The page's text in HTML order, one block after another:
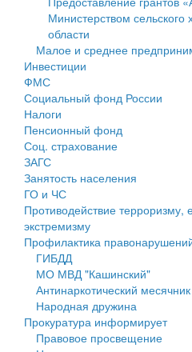
Социальная защита
Фотоальбом
Муниципальные услуги
Проекты административных
Антимонопольный комплаенс
Противодействие коррупции
Информационная поддержка
среднего предпринимательства
Муниципальные программы
Контрольно-счетная палата
Персональные данные
Оценка регулирующего
Деятельность МУ
Нормативы
Правила землепользования и
Генеральные планы
Министерством сельского
области
Малое и среднее
Инвестиции
ФМС
Социальный фонд России
Налоги
Пенсионный фонд
Соц. страхование
ЗАГС
Занятость населения
ГО и ЧС
Противодействие терроризму,
экстремизму
Профилактика
ГИБДД
МО МВД "Кашинский"
Антинаркотический месячник
Народная дружина
Прокуратура информирует
Правовое просвещение